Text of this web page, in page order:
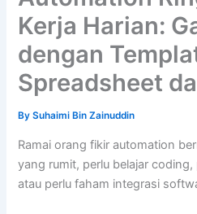
Kerja Harian:
dengan
Spreadsheet
BySuhaimi Bin Zainuddin
Ramai orang fikir automation
yang rumit, perlu belajar
atau perlu faham integrasi